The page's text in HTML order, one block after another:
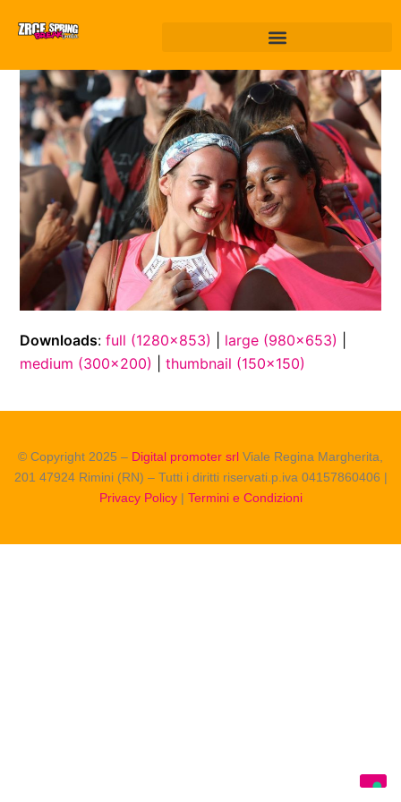
Downloads:full (1280x853) large (980x653)
medium (300x200)
|thumbnail (150x150)
© Copyright 2025 – Digital promoter srl Viale Regina Margherita,
201 47924 Rimini (RN) – Tutti i diritti riservati.p.iva 04157860406 |
Privacy Policy| Termini e Condizioni